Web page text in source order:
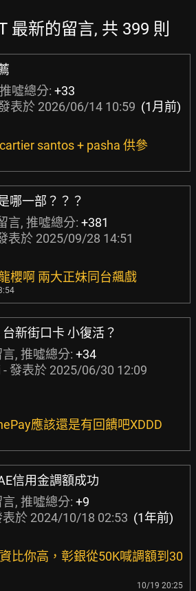
最新的留言, 共 399 則
噓總分: +33
表於 2026/06/14 10:59 (1月前)
santos + pasha 供參
哪一部？？？
言, 推噓總分: +381
表於 2025/09/28 14:51
櫻啊 兩大正妹同台飆戲
新街口卡 小復活？
言, 推噓總分: +34
- 發表於 2025/06/30 12:09
應該還是有回饋吧XDDD
信用金調額成功
言, 推噓總分: +9
表於 2024/10/18 02:53 (1年前)
比你高，彰銀從50K喊調額到30
10/19 20:25